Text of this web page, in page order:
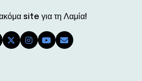
site για τη Λαμία!